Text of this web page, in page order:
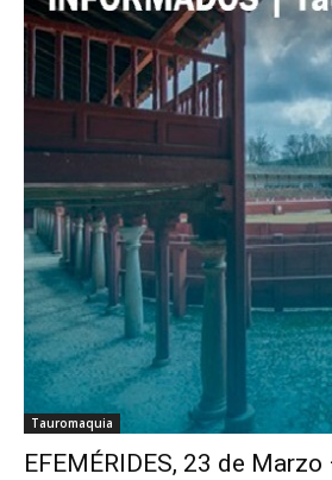
Tauromaquia
EFEMÉRIDES, 23 de